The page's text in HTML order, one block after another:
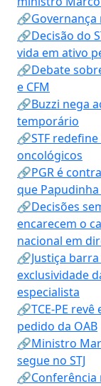
🔗Decisão do
vida em ativo
🔗Debate
e CFM
🔗Buzzi nega
temporário
🔗STF
oncológicos
🔗PGR é
que
🔗Decisões
encarecem o
nacional em
🔗Justiça
exclusividade
especialista
🔗TCE-PE
pedido da OAB
🔗Ministro
segue no STJ
🔗Conferência